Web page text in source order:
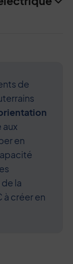
de
aux
en
la
à créer en